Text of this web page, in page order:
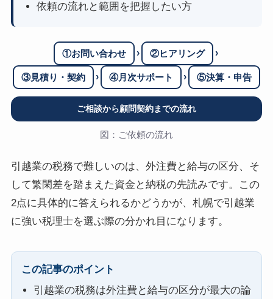
依頼の流れと範囲を把握したい方
①お問い合わせ › ②ヒアリング ›
③見積り・契約 › ④月次サポート › ⑤決算・申告
ご相談から顧問契約までの流れ
図：ご依頼の流れ
引越業の税務で難しいのは、外注費と給与の区分、そ
して繁閑差を踏まえた資金と納税の先読みです。この
2点に具体的に答えられるかどうかが、札幌で引越業
に強い税理士を選ぶ際の分かれ目になります。
この記事のポイント
引越業の税務は外注費と給与の区分が最大の論